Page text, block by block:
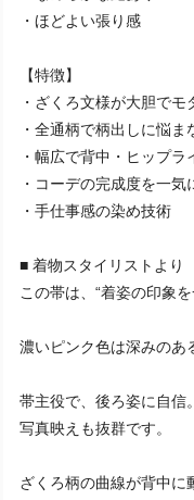
・ほどよい張り感
【特徴】
・ざくろ文様が大胆でモ
・全通柄で柄出しに悩ま
・幅広で背中・ヒップラ
・コーデの完成度を一気
・手仕事感の染め技術
■ 着物スタイリストより
この帯は、“着姿の印象
濃いピンク色は深みのあ
帯主役で、後ろ姿に自信。
写真映えも抜群です。
ざくろ柄の曲線が背中に